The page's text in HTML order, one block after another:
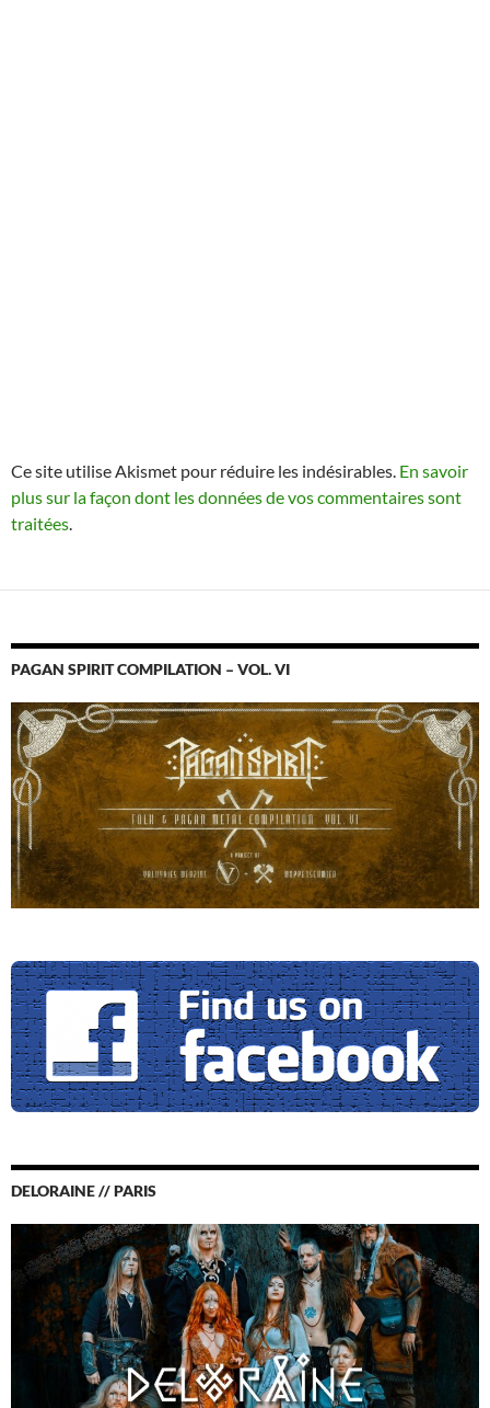
Ce site utilise Akismet pour réduire les indésirables. En savoir
plus sur la façon dont les données de vos commentaires sont
traitées.
PAGAN SPIRIT COMPILATION – VOL. VI
DELORAINE // PARIS